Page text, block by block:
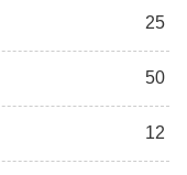
25
50
12